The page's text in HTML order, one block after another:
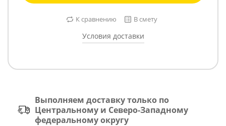
К сравнению В смету
Условия доставки
Выполняем доставку только по
Центральному и Северо-Западному
федеральному округу